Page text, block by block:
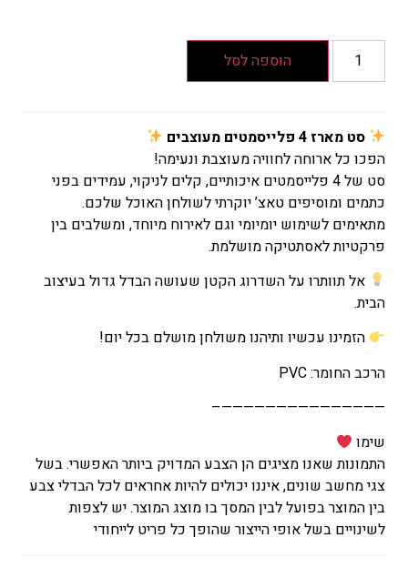
הוספה לסל
סט מארז 4 פלייסמטים מעוצבים
הפכו כל ארוחה לחוויה מעוצבת ונעימה!
סט של 4 פלייסמטים איכותיים, קלים לניקוי, עמידים בפני
כתמים ומוסיפים טאצ’ יוקרתי לשולחן האוכל שלכם.
מתאימים לשימוש יומיומי וגם לאירוח מיוחד, ומשלבים בין
פרקטיות לאסתטיקה מושלמת.
אל תוותרו על השדרוג הקטן שעושה הבדל גדול בעיצוב
הבית.
הזמינו עכשיו ותיהנו משולחן מושלם בכל יום!
הרכב החומר: PVC
———————————————–
שימו
התמונות שאנו מציגים הן הצבע המדויק ביותר האפשרי. בשל
צגי מחשב שונים, איננו יכולים להיות אחראים לכל הבדלי צבע
בין המוצר בפועל לבין המסך בו מוצג המוצר. יש לצפות
לשינויים בשל אופי הייצור שהופך כל פריט לייחודי